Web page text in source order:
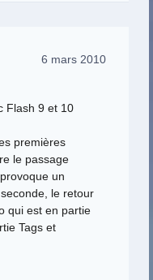
6 mars 2010
Flash 9 et 10
premières
le passage
un
le retour
qui est en partie
Tags et